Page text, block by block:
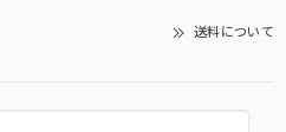
送料について